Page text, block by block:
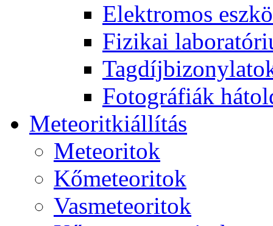
Elekt­ro­mos
Fi­zi­kai
Fo­tog­rá­fi­ák
Me­te­o­rit­ki­ál­lí­tás
Me­te­o­ri­tok
Kő­me­te­o­ri­tok
Vas­me­te­o­ri­tok